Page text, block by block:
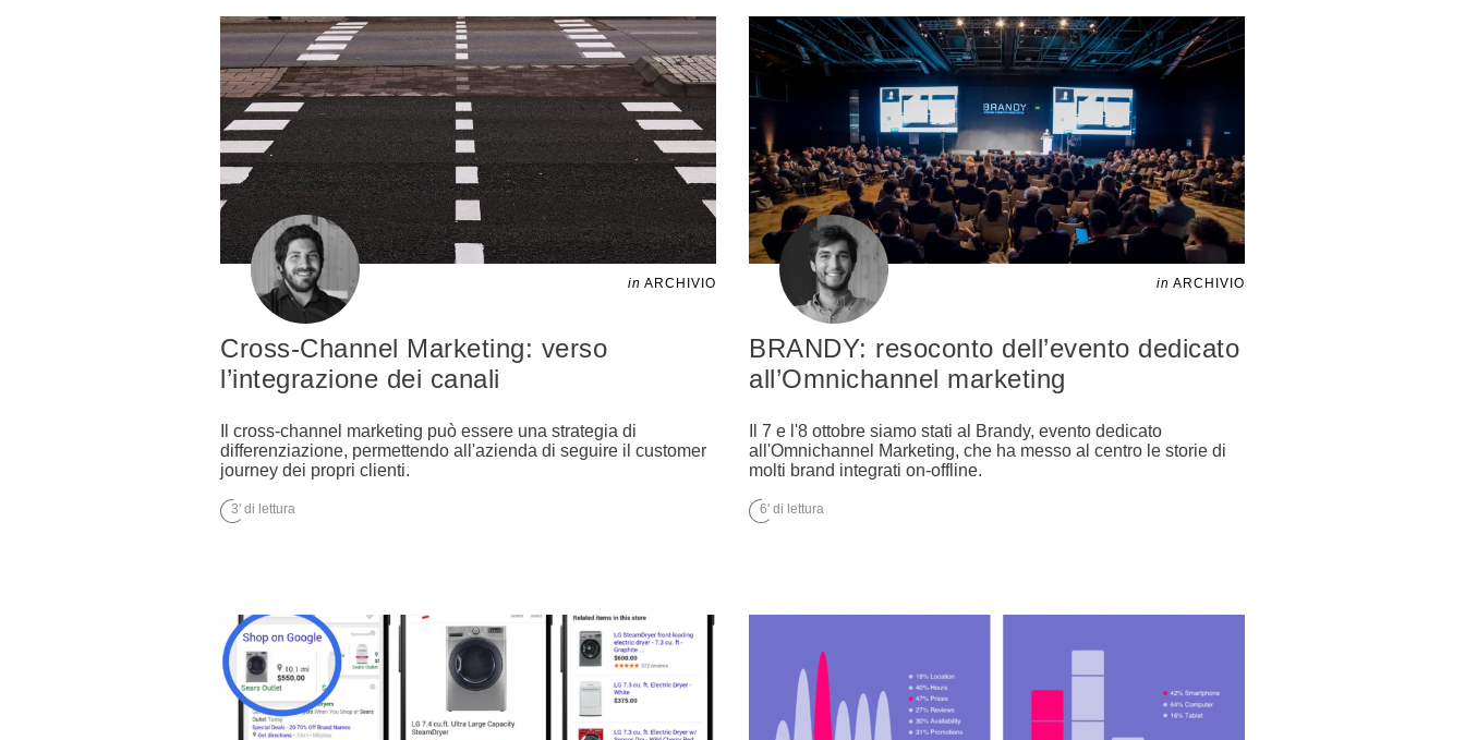
in ARCHIVIO
Cross-Channel Marketing: verso
l’integrazione dei canali
Il cross-channel marketing può essere una strategia di
differenziazione, permettendo all'azienda di seguire il customer
journey dei propri clienti.
3' di lettura
in ARCHIVIO
BRANDY: resoconto dell’evento dedicato
all’Omnichannel marketing
Il 7 e l'8 ottobre siamo stati al Brandy, evento dedicato
all'Omnichannel Marketing, che ha messo al centro le storie di
molti brand integrati on-offline.
6' di lettura